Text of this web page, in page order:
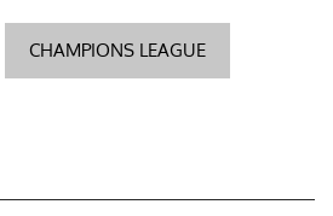
CHAMPIONS LEAGUE